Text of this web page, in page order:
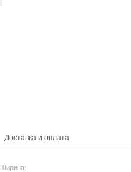
Доставка и оплата
Ширина: